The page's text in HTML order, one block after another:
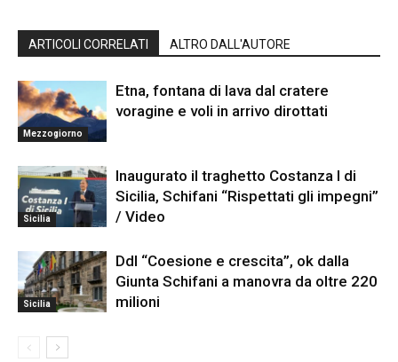
ARTICOLI CORRELATI ALTRO DALL'AUTORE
Mezzogiorno
Etna, fontana di lava dal cratere
voragine e voli in arrivo dirottati
Sicilia
Inaugurato il traghetto Costanza I di
Sicilia, Schifani “Rispettati gli impegni”
/ Video
Sicilia
Ddl “Coesione e crescita”, ok dalla
Giunta Schifani a manovra da oltre 220
milioni